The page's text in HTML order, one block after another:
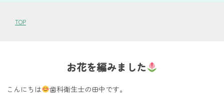
TOP
お花を編みました
こんにちは 歯科衛生士の田中です。